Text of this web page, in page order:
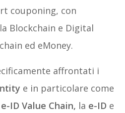
couponing, con
Blockchain e Digital
ed eMoney.
affrontati i
e in particolare come
e-ID Value Chain, la e-ID e